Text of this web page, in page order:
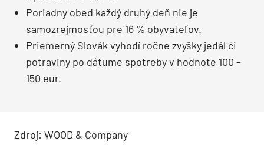
Poriadny obed každý druhý deň nie je
samozrejmosťou pre 16 % obyvateľov.
Priemerný Slovák vyhodí ročne zvyšky jedál či
potraviny po dátume spotreby v hodnote 100 –
150 eur.
Zdroj: WOOD & Company